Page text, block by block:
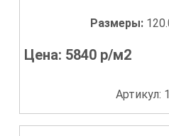
Размеры:
Цена: 5840 р/м2
Артикул: